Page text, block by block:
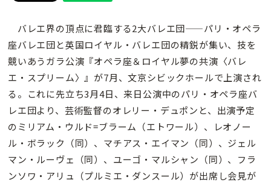
バレエ界の頂点に君臨する2大バレエ団——パリ・オペラ
座バレエ団と英国ロイヤル・バレエ団の精鋭が集い、技を
競いあうガラ公演『オペラ座＆ロイヤル夢の共演〈バレ
エ・スプリーム〉』が7月、文京シビックホールで上演され
る。これに先立ち3月4日、来日公演中のパリ・オペラ座バ
レエ団より、芸術監督のオレリー・デュポンと、出演予定
のミリアム・ウルド=ブラーム（エトワール）、レオノー
ル・ボラック（同）、マチアス・エイマン（同）、ジェル
マン・ルーヴェ（同）、ユーゴ・マルシャン（同）、フラ
ンソワ・アリュ（プルミエ・ダンスール）が出席し会見が